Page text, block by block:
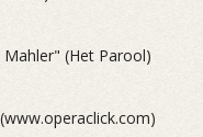
Mahler" (Het Parool)